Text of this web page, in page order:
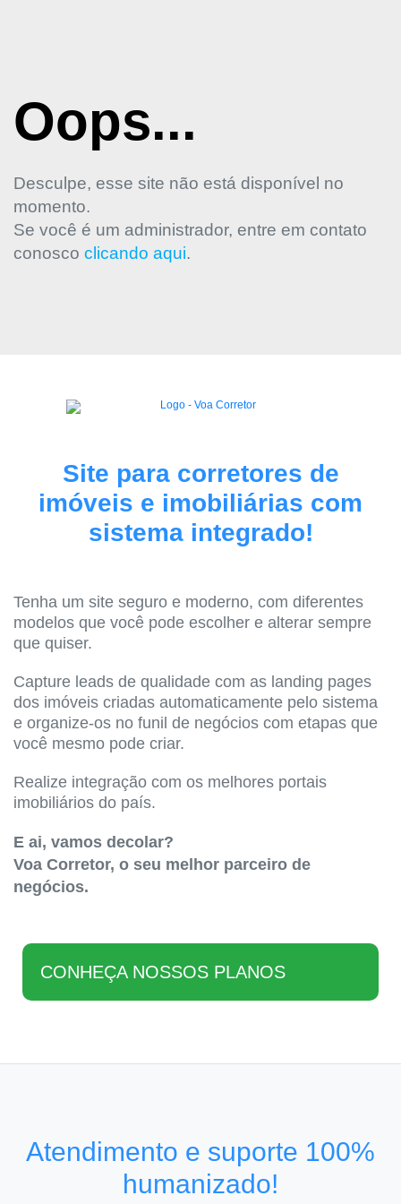
Oops...
Desculpe, esse site não está disponível no
momento.
Se você é um administrador, entre em contato
conosco clicando aqui.
Site para corretores de
imóveis e imobiliárias com
sistema integrado!
Tenha um site seguro e moderno, com diferentes
modelos que você pode escolher e alterar sempre
que quiser.
Capture leads de qualidade com as landing pages
dos imóveis criadas automaticamente pelo sistema
e organize-os no funil de negócios com etapas que
você mesmo pode criar.
Realize integração com os melhores portais
imobiliários do país.
E ai, vamos decolar?
Voa Corretor, o seu melhor parceiro de
negócios.
CONHEÇA NOSSOS PLANOS
Atendimento e suporte 100%
humanizado!